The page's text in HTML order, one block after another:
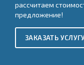
рассчитаем
предложение!
ЗАКАЗАТЬ